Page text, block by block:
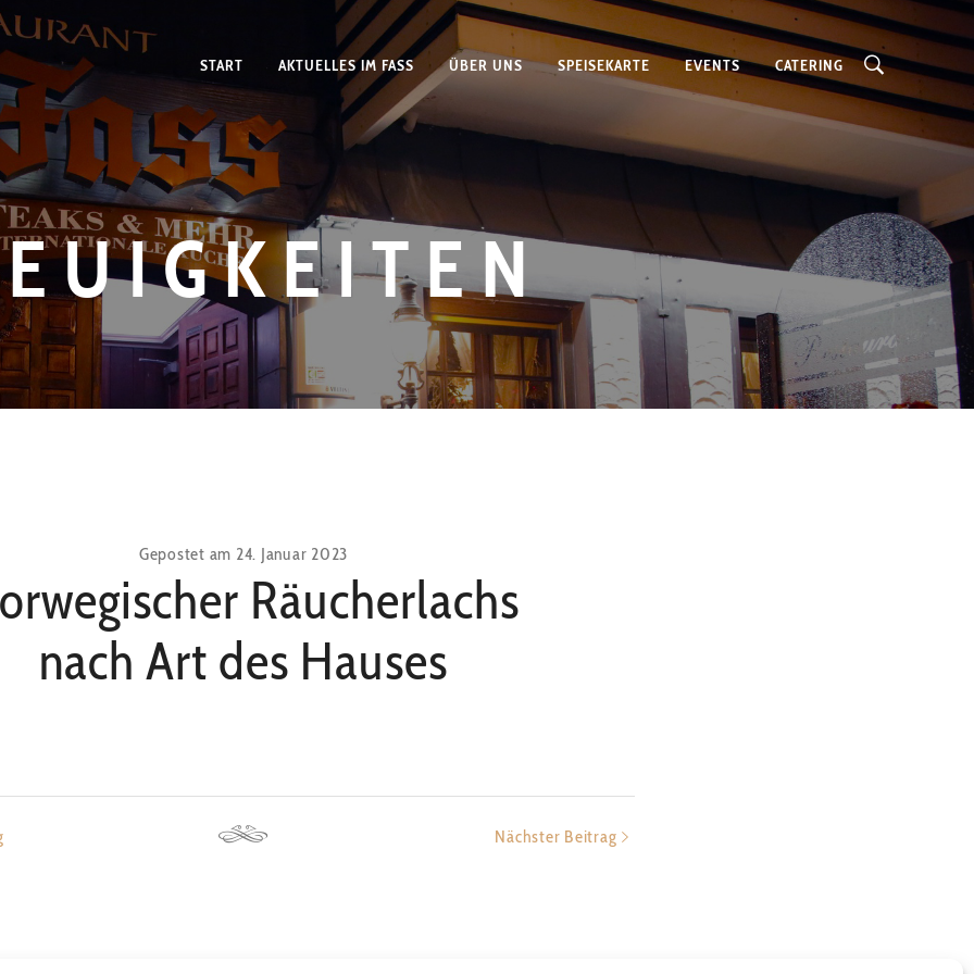
START AKTUELLES IM FASS ÜBER UNS SPEISEKARTE EVENTS CATERING
Gepostet am 24. Januar 2023
Räucherlachs
nach Art des Hauses
Nächster Beitrag